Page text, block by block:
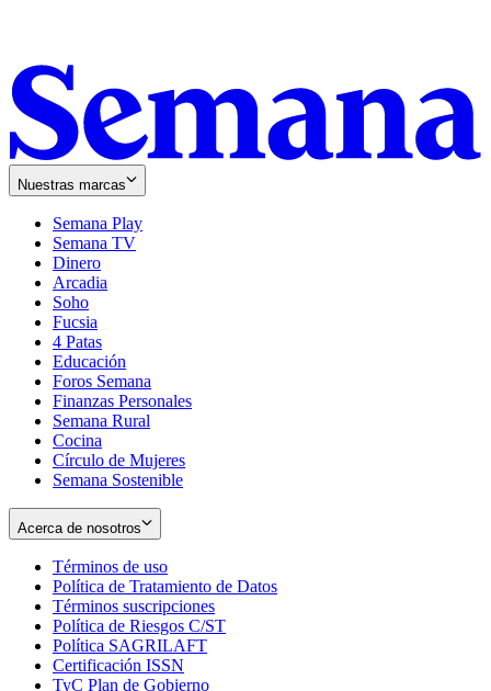
Nuestras marcas
Semana Play
Semana TV
Dinero
Arcadia
Soho
in
new
window
Fucsia
in
new
window
4 Patas
Educación
Foros Semana
Finanzas Personales
Semana Rural
Cocina
Círculo de Mujeres
Semana Sostenible
Acerca de nosotros
Términos de uso
in
new
window
Política de Tratamiento de Datos
Términos suscripciones
in
Política de Riesgos C/ST
Política SAGRILAFT
new
Certificación ISSN
in
TyC Plan de Gobierno